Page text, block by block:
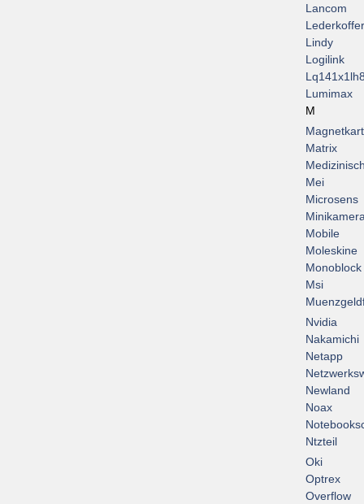
Lancom
Lederkoffer
Lindy
Logilink
Lumimax
M
Matrix
Mei
Microsens
Mobile
Moleskine
Monoblock
Msi
Nvidia
Nakamichi
Netapp
Newland
Noax
Ntzteil
Oki
Optrex
Overflow